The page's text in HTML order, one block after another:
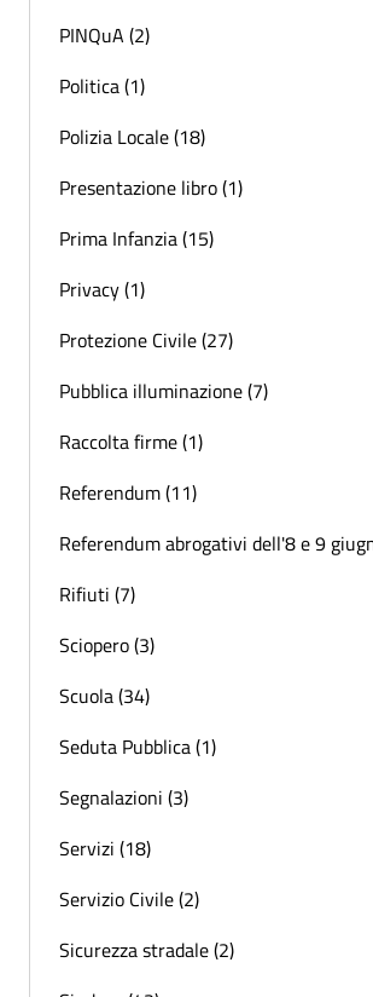
PINQuA (2)
Politica (1)
Polizia Locale (18)
Presentazione libro (1)
Prima Infanzia (15)
Privacy (1)
Protezione Civile (27)
Pubblica illuminazione (7)
Raccolta firme (1)
Referendum (11)
Referendum abrogativi dell'8 e 9
Rifiuti (7)
Sciopero (3)
Scuola (34)
Seduta Pubblica (1)
Segnalazioni (3)
Servizi (18)
Servizio Civile (2)
Sicurezza stradale (2)